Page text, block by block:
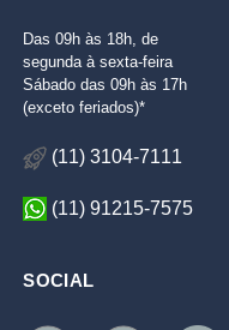
Das 09h às 18h, de
segunda à sexta-feira
Sábado das 09h às 17h
(exceto feriados)*
(11) 3104-7111
(11) 91215-7575
SOCIAL